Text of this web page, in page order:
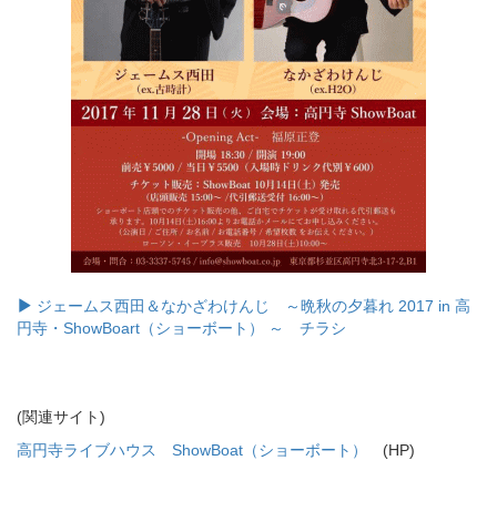
ジェームス西田＆なかざわけんじ ～晩秋の夕暮れ 2017 in 高
円寺・ShowBoart（ショーボート） ～ チラシ
(関連サイト)
高円寺ライブハウス ShowBoat（ショーボート）
(HP)